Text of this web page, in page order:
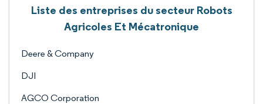
Liste des entreprises du secteur Robots
Agricoles Et Mécatronique
Deere & Company
DJI
AGCO Corporation